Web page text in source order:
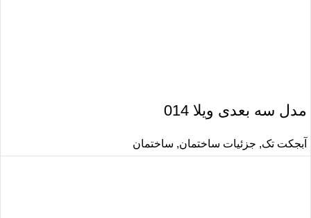
مدل سه بعدی ویلا 014
آبجکت تک, جزئیات ساختمان, ساختمان